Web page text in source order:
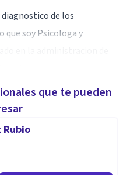
de los
soy Psicologa y
que te pueden
Rubio